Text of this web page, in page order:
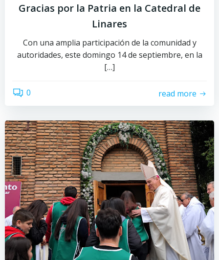
Gracias por la Patria en la Catedral de
Linares
Con una amplia participación de la comunidad y
autoridades, este domingo 14 de septiembre, en la
[…]
0 read more